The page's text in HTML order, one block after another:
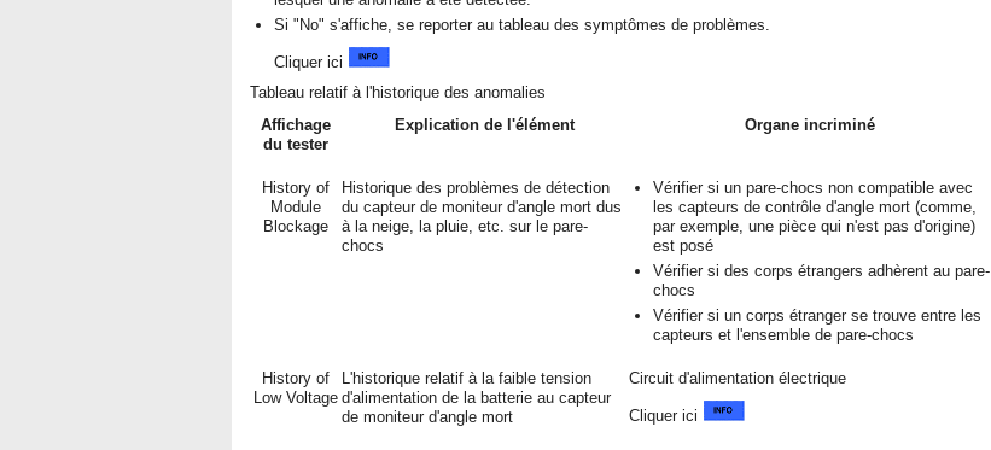
Si "No" s'affiche, se reporter au tableau des symptômes de problèmes.
Cliquer ici
Tableau relatif à l'historique des anomalies
Affichage
du tester
Explication de l'élément Organe incriminé
History of
Module
Blockage
Historique des problèmes de détection
du capteur de moniteur d'angle mort dus
à la neige, la pluie, etc. sur le pare-
chocs
Vérifier si un pare-chocs non compatible avec
les capteurs de contrôle d'angle mort (comme,
par exemple, une pièce qui n'est pas d'origine)
est posé
Vérifier si des corps étrangers adhèrent au pare-
chocs
Vérifier si un corps étranger se trouve entre les
capteurs et l'ensemble de pare-chocs
History of
Low Voltage
L'historique relatif à la faible tension
d'alimentation de la batterie au capteur
de moniteur d'angle mort
Circuit d'alimentation électrique
Cliquer ici